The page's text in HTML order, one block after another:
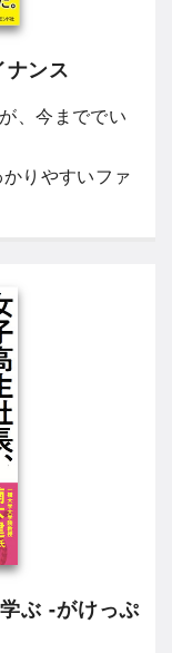
ンス
、今まででい
りやすいファ
ぶ -がけっぷ